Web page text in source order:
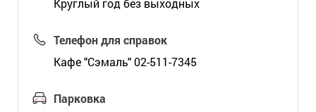
Круглый год без выходных
Телефон для справок
Кафе "Сэмаль" 02-511-7345
Парковка